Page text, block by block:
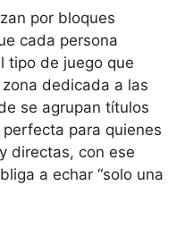
por bloques
cada persona
tipo de juego que
dedicada a las
se agrupan títulos
para quienes
directas, con ese
a echar “solo una